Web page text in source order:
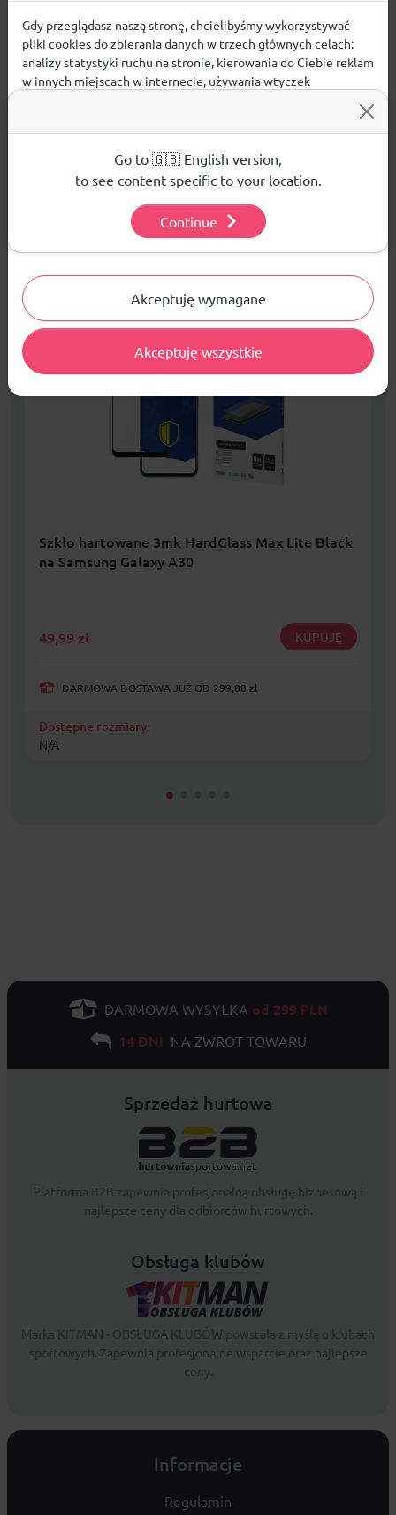
Pytania i odpowiedzi
Nie ma jeszcze pytań. Bądź pierwszy :)
PRODUKTY POWIĄZANE
Szkło hartowane 3mk HardGlass Max Lite Black
na Samsung Galaxy A30
49,99 zł KUPUJĘ
DARMOWA DOSTAWA JUŻ OD 299,00 zł
Dostępne rozmiary:
N/A
DARMOWA WYSYŁKA od 299 PLN
14 DNI NA ZWROT TOWARU
Sprzedaż hurtowa
Obsługa klubów
Informacje
Regulamin
Gdy przeglądasz naszą stronę, chcielibyśmy wykorzystywać
pliki cookies do zbierania danych w trzech głównych celach:
analizy statystyki ruchu na stronie, kierowania do Ciebie reklam
w innych miejscach w internecie, używania wtyczek
używanych plików cookies.
Aby dowiedzieć się więcej o plikach cookie i tym, jak
wykorzystujemy Twoje dane, odwiedź naszą Polityką
Akceptuję wymagane
Akceptuję wszystkie
Go to 🇬🇧 English version,
to see content specific to your location.
Continue